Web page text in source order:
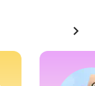
chevron_right